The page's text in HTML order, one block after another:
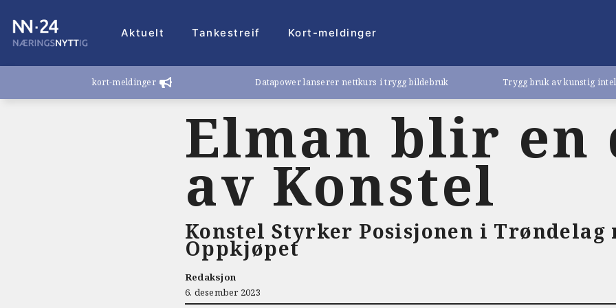
innhold
Aktuelt Tankestreif Kort-meldinger
kort-meldinger Datapower lanserer nettkurs i trygg bildebruk Trygg bruk av kunstig
Elman blir en
av Konstel
Konstel Styrker Posisjonen i Trøndelag
Oppkjøpet
Redaksjon
6. desember 2023